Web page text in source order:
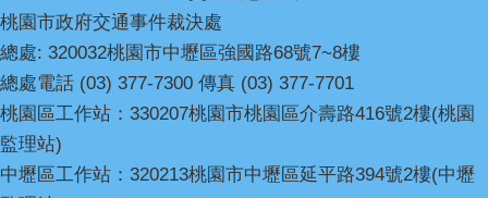
桃園市政府交通事件裁決處
總處: 320032桃園市中壢區強國路68號7~8樓
總處電話 (03) 377-7300 傳真 (03) 377-7701
桃園區工作站：330207桃園市桃園區介壽路416號2樓(桃園
監理站)
中壢區工作站：320213桃園市中壢區延平路394號2樓(中壢